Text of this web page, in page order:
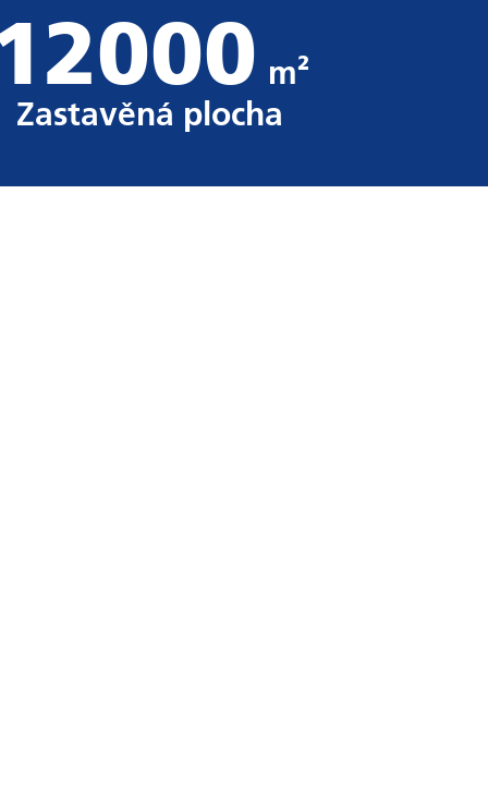
m²
Zastavěná plocha